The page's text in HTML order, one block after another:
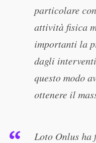
particolare
attività fisica
importanti la
dagli
questo modo
ottenere il
Loto Onlus